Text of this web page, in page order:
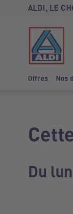
ALDI, LE
Offres Nos
Du